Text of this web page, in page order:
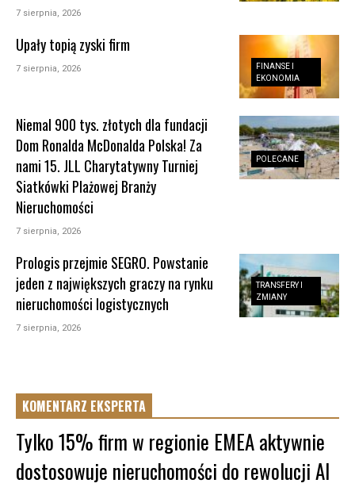
7 sierpnia, 2026
FINANSE I
EKONOMIA
Upały topią zyski firm
7 sierpnia, 2026
POLECANE
Niemal 900 tys. złotych dla fundacji
Dom Ronalda McDonalda Polska! Za
nami 15. JLL Charytatywny Turniej
Siatkówki Plażowej Branży
Nieruchomości
7 sierpnia, 2026
TRANSFERY I
ZMIANY
Prologis przejmie SEGRO. Powstanie
jeden z największych graczy na rynku
nieruchomości logistycznych
7 sierpnia, 2026
KOMENTARZ EKSPERTA
Tylko 15% firm w regionie EMEA aktywnie
dostosowuje nieruchomości do rewolucji AI